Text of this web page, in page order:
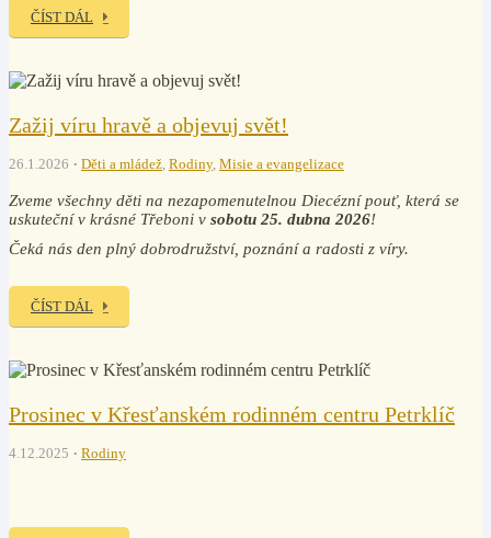
ČÍST DÁL
Zažij víru hravě a objevuj svět!
26.1.2026 Děti a mládež, Rodiny, Misie a evangelizace
Zveme všechny děti na nezapomenutelnou Diecézní pouť, která se
uskuteční v krásné Třeboni v sobotu 25. dubna 2026!
Čeká nás den plný dobrodružství, poznání a radosti z víry.
ČÍST DÁL
Prosinec v Křesťanském rodinném centru Petrklíč
4.12.2025 Rodiny